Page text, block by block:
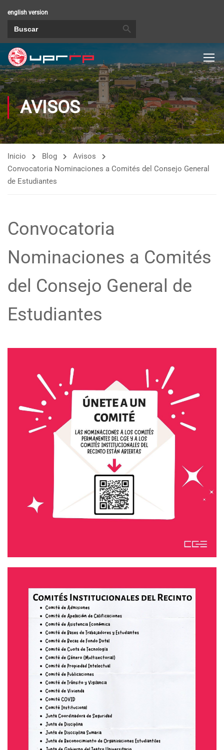
english version
AVISOS
Inicio Blog
Avisos
Convocatoria Nominaciones a Comités del Consejo General
de Estudiantes
Convocatoria
Nominaciones a Comités
del Consejo General de
Estudiantes